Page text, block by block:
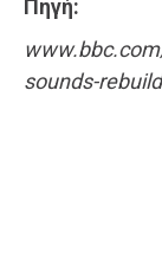
Πηγή:
sounds-